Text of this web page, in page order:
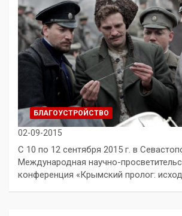
БЛАГОУСТРОЙСТВО
02-09-2015
С 10 по 12 сентября 2015 г. в
Международная научно-
конференция «Крымский пролог: